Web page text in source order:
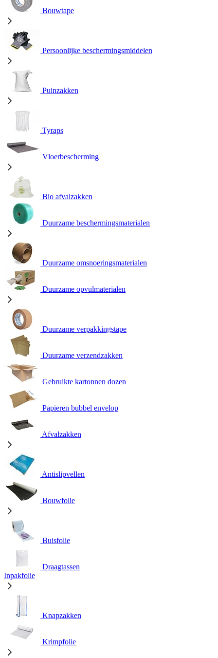
Bouwtape
Persoonlijke beschermingsmiddelen
Puinzakken
Tyraps
Vloerbescherming
Bio afvalzakken
Duurzame beschermingsmaterialen
Duurzame omsnoeringsmaterialen
Duurzame opvulmaterialen
Duurzame verpakkingstape
Duurzame verzendzakken
Gebruikte kartonnen dozen
Papieren bubbel envelop
Afvalzakken
Antislipvellen
Bouwfolie
Buisfolie
Draagtassen
Inpakfolie
Knapzakken
Krimpfolie